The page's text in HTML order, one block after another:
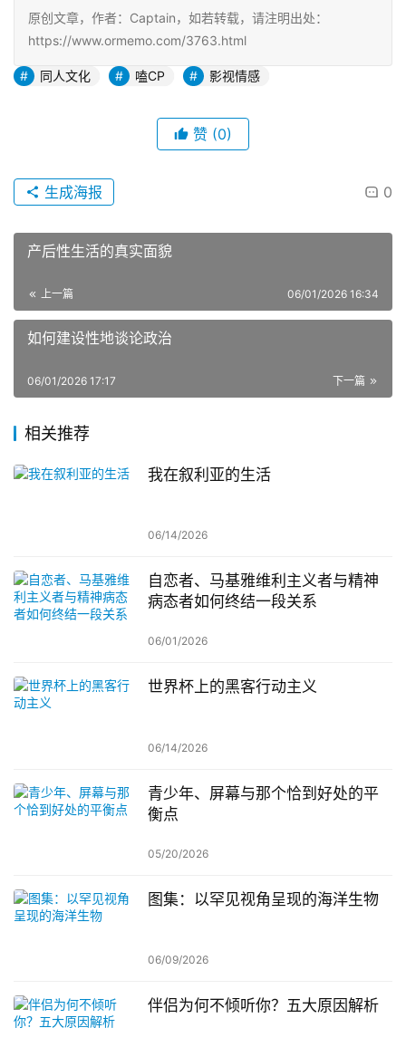
原创文章，作者：Captain，如若转载，请注明出处：
https://www.ormemo.com/3763.html
同人文化 嗑CP 影视情感
赞 (0)
0
生成海报
产后性生活的真实面貌
上一篇 06/01/2026 16:34
如何建设性地谈论政治
下一篇
06/01/2026 17:17
相关推荐
我在叙利亚的生活
06/14/2026
自恋者、马基雅维利主义者与精神
病态者如何终结一段关系
06/01/2026
世界杯上的黑客行动主义
06/14/2026
青少年、屏幕与那个恰到好处的平
衡点
05/20/2026
图集：以罕见视角呈现的海洋生物
06/09/2026
伴侣为何不倾听你？五大原因解析